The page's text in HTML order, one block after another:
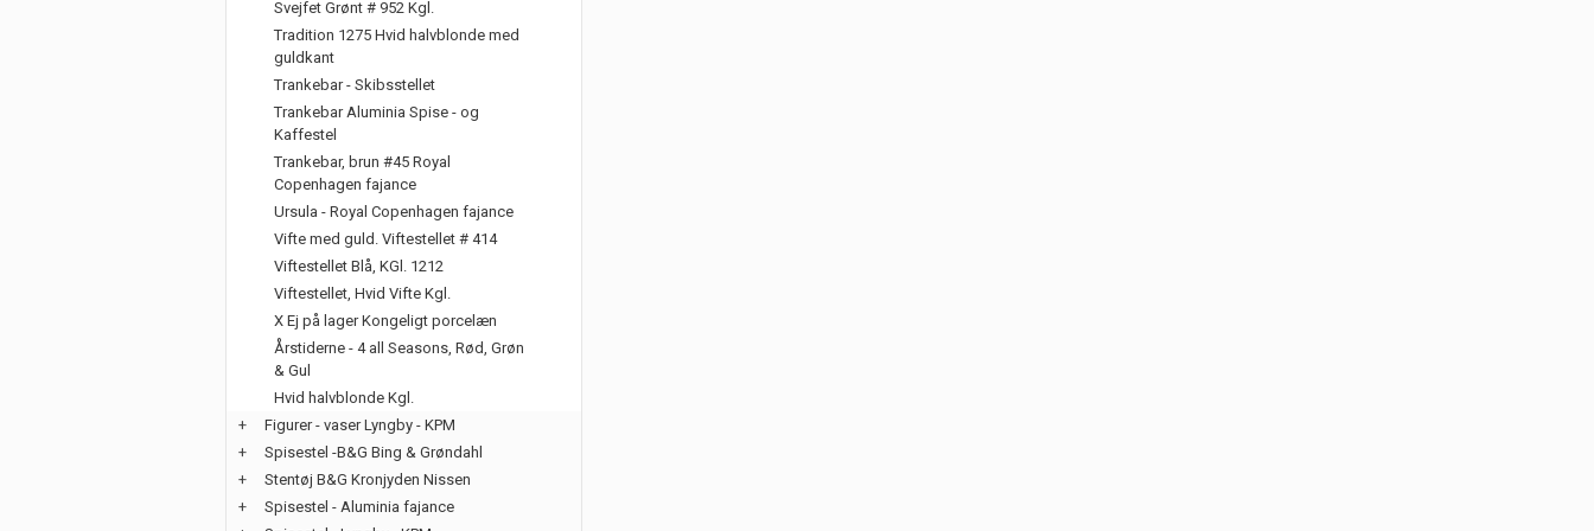
Svejfet Grønt # 952 Kgl.
Tradition 1275 Hvid halvblonde med
guldkant
Trankebar - Skibsstellet
Trankebar Aluminia Spise - og
Kaffestel
Trankebar, brun #45 Royal
Copenhagen fajance
Ursula - Royal Copenhagen fajance
Vifte med guld. Viftestellet # 414
Viftestellet Blå, KGl. 1212
Viftestellet, Hvid Vifte Kgl.
X Ej på lager Kongeligt porcelæn
Årstiderne - 4 all Seasons, Rød, Grøn
& Gul
Hvid halvblonde Kgl.
+
Figurer - vaser Lyngby - KPM
+
Spisestel -B&G Bing & Grøndahl
+
Stentøj B&G Kronjyden Nissen
+
Spisestel - Aluminia fajance